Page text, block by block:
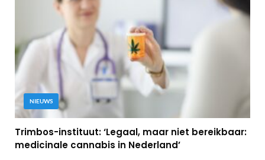
NIEUWS
Trimbos-instituut: ‘Legaal, maar niet bereikbaar:
medicinale cannabis in Nederland’